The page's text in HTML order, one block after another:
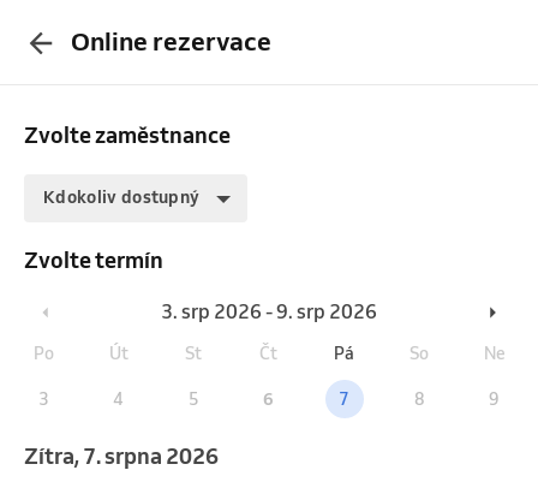
Online rezervace
Zvolte zaměstnance
Kdokoliv dostupný
Zvolte termín
3. srp 2026 - 9. srp 2026
Po Út St Čt Pá So Ne
3 4 5 6 7 8 9
Zítra, 7. srpna 2026